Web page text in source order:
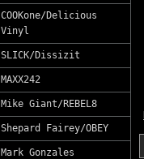
COOKone/Delicious
Vinyl
SLICK/Dissizit
MAXX242
Mike Giant/REBEL8
Shepard Fairey/OBEY
Mark Gonzales